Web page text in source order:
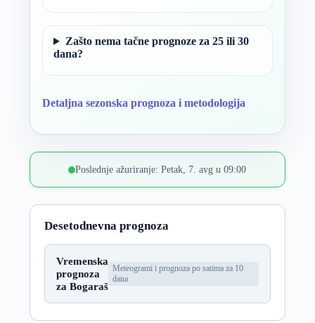
Zašto nema tačne prognoze za 25 ili 30
dana?
Detaljna sezonska prognoza i metodologija
Poslednje ažuriranje: Petak, 7. avg u 09:00
Desetodnevna prognoza
Vremenska
prognoza
za Bogaraš
Meteogrami i prognoza po satima za 10
dana